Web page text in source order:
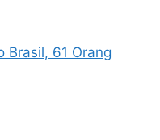
Brasil, 61 Orang